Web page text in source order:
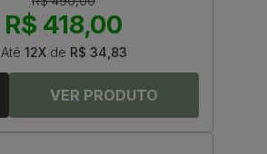
R$ 418,00
Até 12Xde R$ 34,83